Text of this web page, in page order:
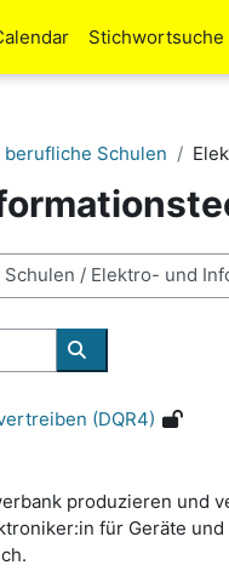
Stichwortsuche
berufliche Schulen
Search courses
(DQR4)
produzieren und
für Geräte